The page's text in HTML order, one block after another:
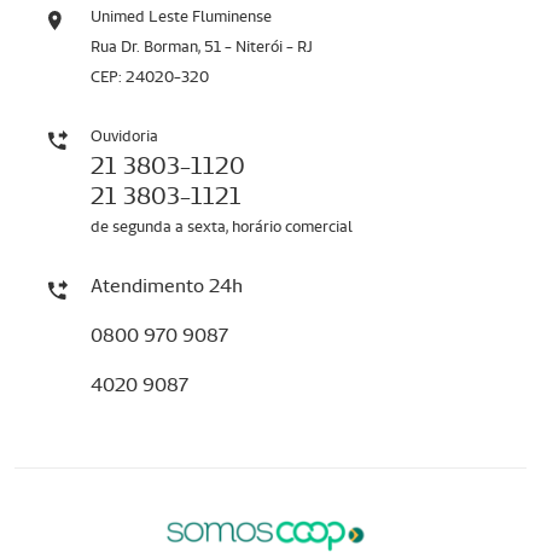
Unimed Leste Fluminense
Rua Dr. Borman, 51 - Niterói - RJ
CEP: 24020-320
Ouvidoria
21 3803-1120
21 3803-1121
de segunda a sexta, horário comercial
Atendimento 24h
0800 970 9087
4020 9087